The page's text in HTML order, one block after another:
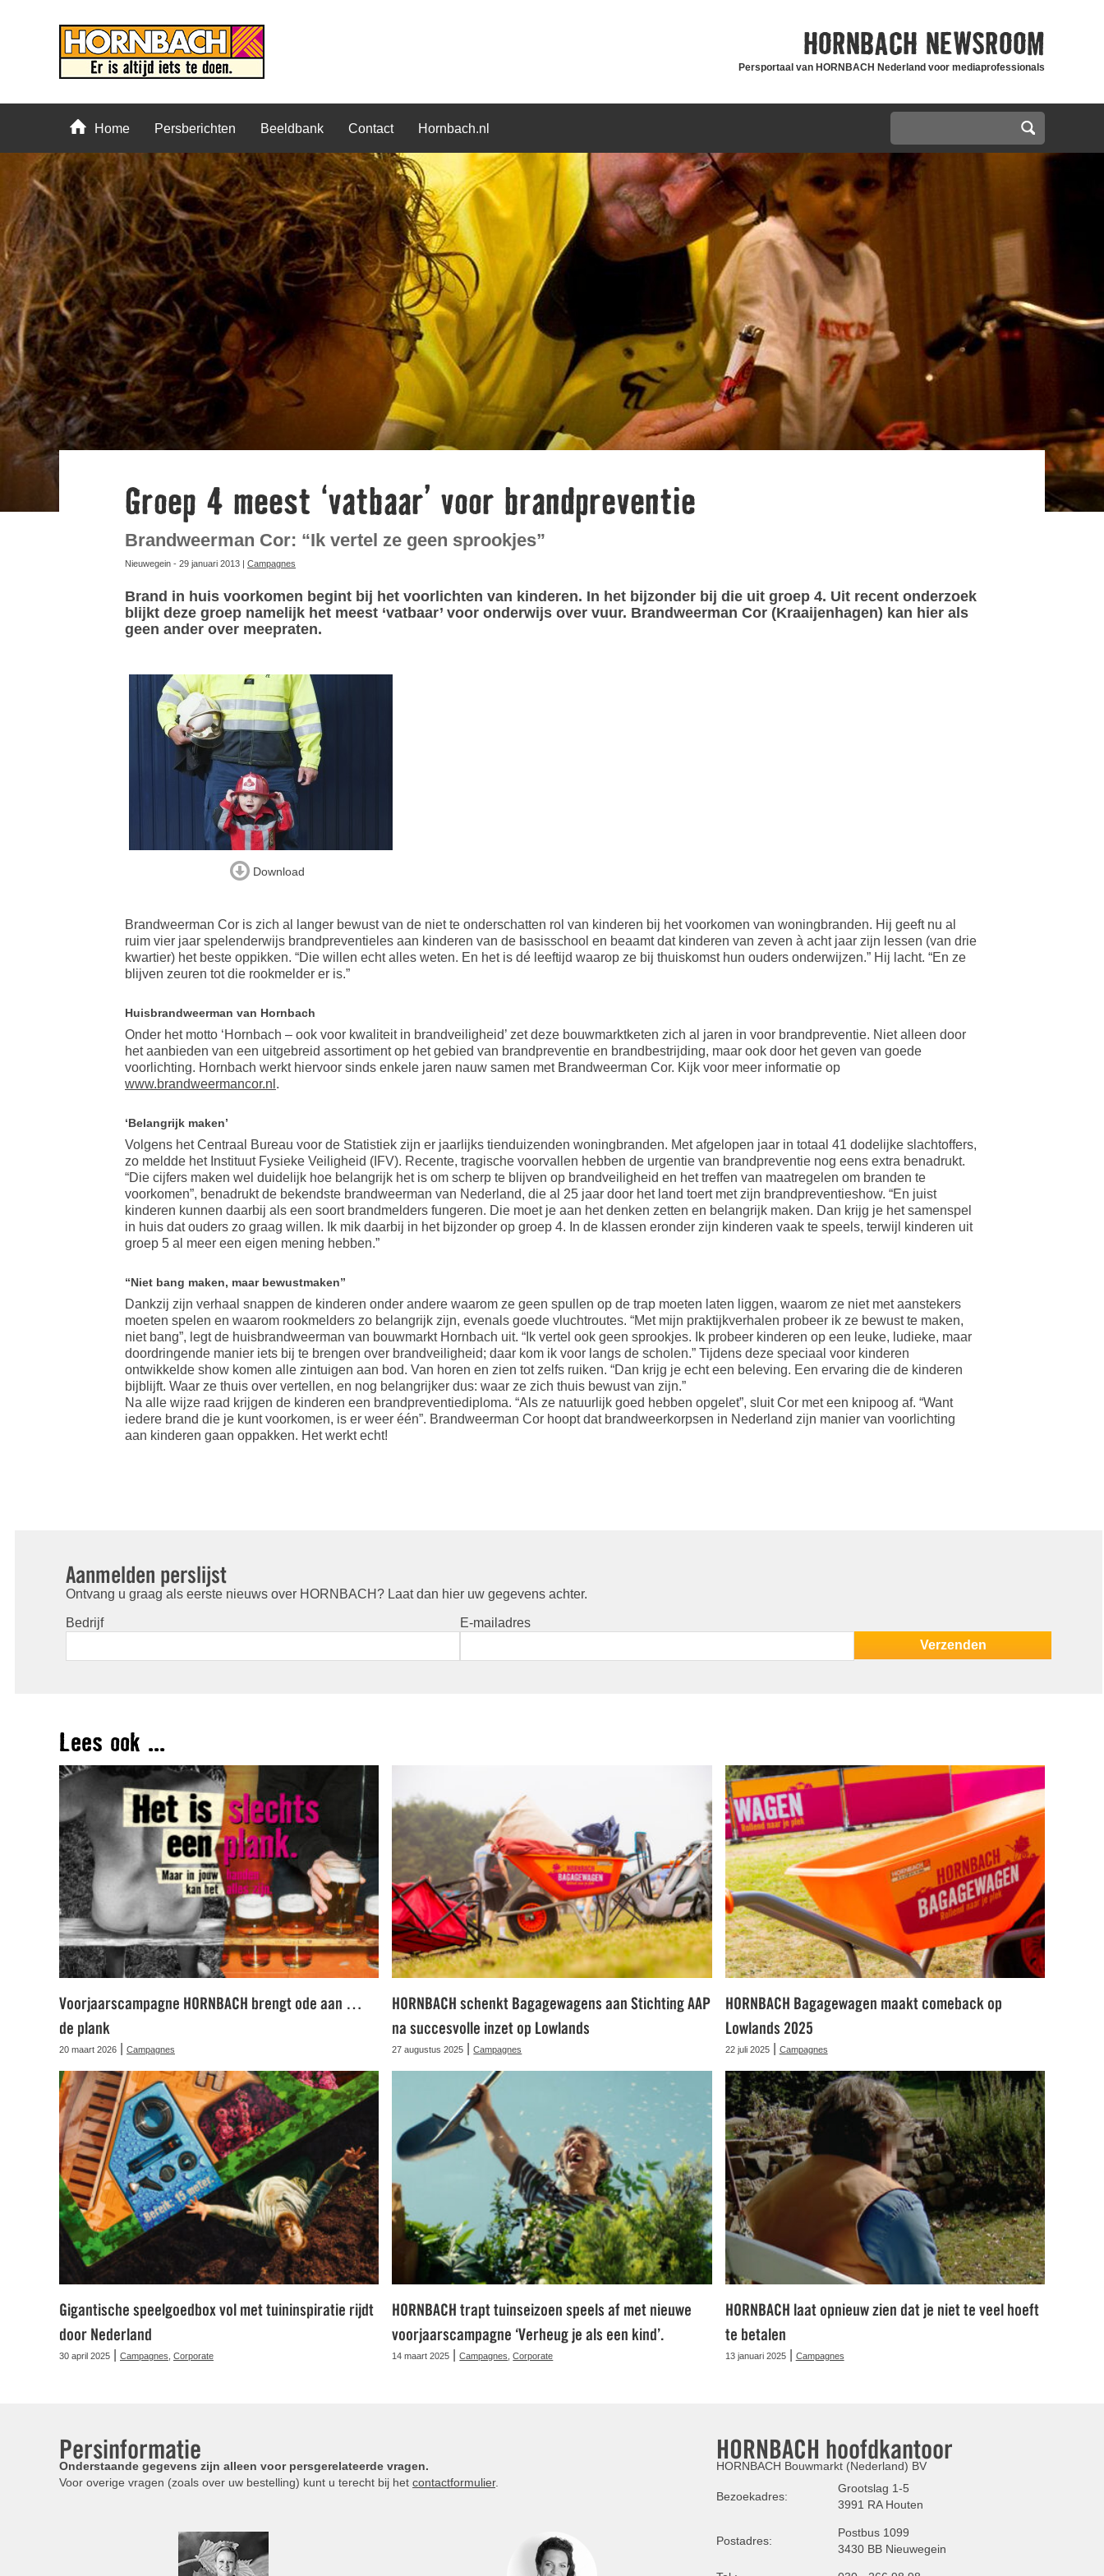
HORNBACH NEWSROOM
Persportaal van HORNBACH Nederland voor mediaprofessionals
Home Persberichten Beeldbank Contact Hornbach.nl
Groep 4 meest ‘vatbaar’ voor brandpreventie
Brandweerman Cor: “Ik vertel ze geen sprookjes”
Nieuwegein - 29 januari 2013 | Campagnes
Brand in huis voorkomen begint bij het voorlichten van kinderen. In het bijzonder bij die uit groep 4. Uit recent onderzoek
blijkt deze groep namelijk het meest ‘vatbaar’ voor onderwijs over vuur. Brandweerman Cor (Kraaijenhagen) kan hier als
geen ander over meepraten.
Download
Brandweerman Cor is zich al langer bewust van de niet te onderschatten rol van kinderen bij het voorkomen van woningbranden. Hij geeft nu al
ruim vier jaar spelenderwijs brandpreventieles aan kinderen van de basisschool en beaamt dat kinderen van zeven à acht jaar zijn lessen (van drie
kwartier) het beste oppikken. “Die willen echt alles weten. En het is dé leeftijd waarop ze bij thuiskomst hun ouders onderwijzen.” Hij lacht. “En ze
blijven zeuren tot die rookmelder er is.”
Huisbrandweerman van Hornbach
Onder het motto ‘Hornbach – ook voor kwaliteit in brandveiligheid’ zet deze bouwmarktketen zich al jaren in voor brandpreventie. Niet alleen door
het aanbieden van een uitgebreid assortiment op het gebied van brandpreventie en brandbestrijding, maar ook door het geven van goede
voorlichting. Hornbach werkt hiervoor sinds enkele jaren nauw samen met Brandweerman Cor. Kijk voor meer informatie op
www.brandweermancor.nl .
‘Belangrijk maken’
Volgens het Centraal Bureau voor de Statistiek zijn er jaarlijks tienduizenden woningbranden. Met afgelopen jaar in totaal 41 dodelijke slachtoffers,
zo meldde het Instituut Fysieke Veiligheid (IFV). Recente, tragische voorvallen hebben de urgentie van brandpreventie nog eens extra benadrukt.
“Die cijfers maken wel duidelijk hoe belangrijk het is om scherp te blijven op brandveiligheid en het treffen van maatregelen om branden te
voorkomen”, benadrukt de bekendste brandweerman van Nederland, die al 25 jaar door het land toert met zijn brandpreventieshow. “En juist
kinderen kunnen daarbij als een soort brandmelders fungeren. Die moet je aan het denken zetten en belangrijk maken. Dan krijg je het samenspel
in huis dat ouders zo graag willen. Ik mik daarbij in het bijzonder op groep 4. In de klassen eronder zijn kinderen vaak te speels, terwijl kinderen uit
groep 5 al meer een eigen mening hebben.”
“Niet bang maken, maar bewustmaken”
Dankzij zijn verhaal snappen de kinderen onder andere waarom ze geen spullen op de trap moeten laten liggen, waarom ze niet met aanstekers
moeten spelen en waarom rookmelders zo belangrijk zijn, evenals goede vluchtroutes. “Met mijn praktijkverhalen probeer ik ze bewust te maken,
niet bang”, legt de huisbrandweerman van bouwmarkt Hornbach uit. “Ik vertel ook geen sprookjes. Ik probeer kinderen op een leuke, ludieke, maar
doordringende manier iets bij te brengen over brandveiligheid; daar kom ik voor langs de scholen.” Tijdens deze speciaal voor kinderen
ontwikkelde show komen alle zintuigen aan bod. Van horen en zien tot zelfs ruiken. “Dan krijg je echt een beleving. Een ervaring die de kinderen
bijblijft. Waar ze thuis over vertellen, en nog belangrijker dus: waar ze zich thuis bewust van zijn.”
Na alle wijze raad krijgen de kinderen een brandpreventiediploma. “Als ze natuurlijk goed hebben opgelet”, sluit Cor met een knipoog af. “Want
iedere brand die je kunt voorkomen, is er weer één”. Brandweerman Cor hoopt dat brandweerkorpsen in Nederland zijn manier van voorlichting
aan kinderen gaan oppakken. Het werkt echt!
Aanmelden perslijst
Ontvang u graag als eerste nieuws over HORNBACH? Laat dan hier uw gegevens achter.
Bedrijf E-mailadres
Lees ook ...
Voorjaarscampagne HORNBACH brengt ode aan …
de plank
20 maart 2026 Campagnes
HORNBACH schenkt Bagagewagens aan Stichting AAP
na succesvolle inzet op Lowlands
27 augustus 2025 |Campagnes
HORNBACH Bagagewagen maakt comeback op
Lowlands 2025
22 juli 2025| Campagnes
Gigantische speelgoedbox vol met tuininspiratie rijdt
door Nederland
30 april 2025 Campagnes Corporate
HORNBACH trapt tuinseizoen speels af met nieuwe
voorjaarscampagne ‘Verheug je als een kind’.
14 maart 2025 |Campagnes ,Corporate
HORNBACH laat opnieuw zien dat je niet te veel hoeft
te betalen
13 januari 2025| Campagnes
Persinformatie
Onderstaande gegevens zijn alleen voor persgerelateerde vragen.
Voor overige vragen (zoals over uw bestelling) kunt u terecht bij het contactformulier.
HORNBACH hoofdkantoor
HORNBACH Bouwmarkt (Nederland) BV
Bezoekadres:
Grootslag 1-5
3991 RA Houten
Postadres:
Postbus 1099
3430 BB Nieuwegein